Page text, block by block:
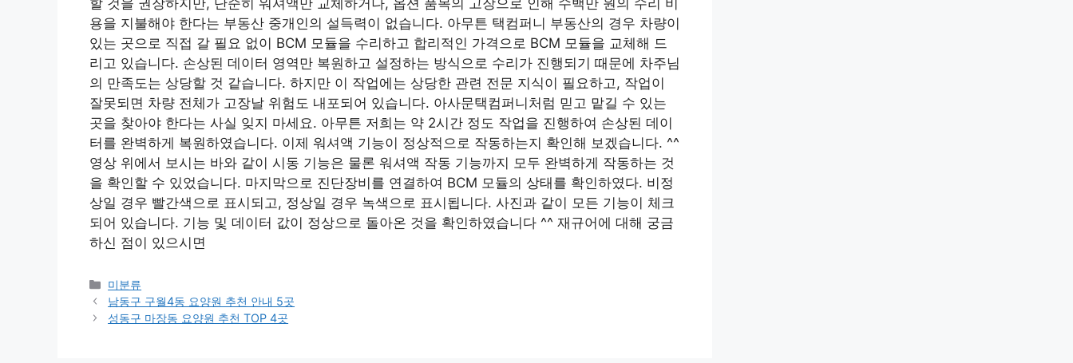
할 것을 권장하지만, 단순히 워셔액만 교체하거나, 옵션 품목의 고장으로 인해 수백만 원의 수리 비
용을 지불해야 한다는 부동산 중개인의 설득력이 없습니다. 아무튼 택컴퍼니 부동산의 경우 차량이
있는 곳으로 직접 갈 필요 없이 BCM 모듈을 수리하고 합리적인 가격으로 BCM 모듈을 교체해 드
리고 있습니다. 손상된 데이터 영역만 복원하고 설정하는 방식으로 수리가 진행되기 때문에 차주님
의 만족도는 상당할 것 같습니다. 하지만 이 작업에는 상당한 관련 전문 지식이 필요하고, 작업이
잘못되면 차량 전체가 고장날 위험도 내포되어 있습니다. 아사문택컴퍼니처럼 믿고 맡길 수 있는
곳을 찾아야 한다는 사실 잊지 마세요. 아무튼 저희는 약 2시간 정도 작업을 진행하여 손상된 데이
터를 완벽하게 복원하였습니다. 이제 워셔액 기능이 정상적으로 작동하는지 확인해 보겠습니다. ^^
영상 위에서 보시는 바와 같이 시동 기능은 물론 워셔액 작동 기능까지 모두 완벽하게 작동하는 것
을 확인할 수 있었습니다. 마지막으로 진단장비를 연결하여 BCM 모듈의 상태를 확인하였다. 비정
상일 경우 빨간색으로 표시되고, 정상일 경우 녹색으로 표시됩니다. 사진과 같이 모든 기능이 체크
되어 있습니다. 기능 및 데이터 값이 정상으로 돌아온 것을 확인하였습니다 ^^ 재규어에 대해 궁금
하신 점이 있으시면
Categories
미분류
남동구 구월4동 요양원 추천 안내 5곳
성동구 마장동 요양원 추천 TOP 4곳